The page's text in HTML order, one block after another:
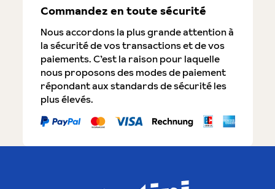
Commandez en toute sécurité
Nous accordons la plus grande attention à
la sécurité de vos transactions et de vos
paiements. C’est la raison pour laquelle
nous proposons des modes de paiement
répondant aux standards de sécurité les
plus élevés.